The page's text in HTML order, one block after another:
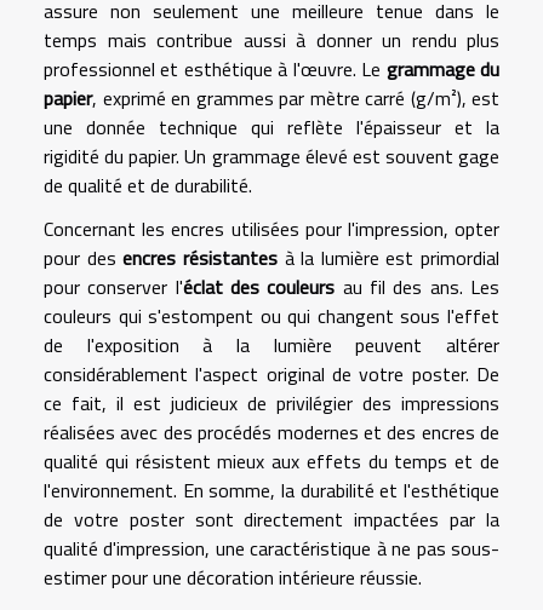
assure non seulement une meilleure tenue dans le
temps mais contribue aussi à donner un rendu plus
professionnel et esthétique à l'œuvre. Le grammage du
papier, exprimé en grammes par mètre carré (g/m²), est
une donnée technique qui reflète l'épaisseur et la
rigidité du papier. Un grammage élevé est souvent gage
de qualité et de durabilité.
Concernant les encres utilisées pour l'impression, opter
pour desencres résistantesà la lumière est primordial
pour conserver l'éclat des couleurs au fil des ans. Les
couleurs qui s'estompent ou qui changent sous l'effet
de l'exposition à la lumière peuvent altérer
considérablement l'aspect original de votre poster. De
ce fait, il est judicieux de privilégier des impressions
réalisées avec des procédés modernes et des encres de
qualité qui résistent mieux aux effets du temps et de
l'environnement. En somme, la durabilité et l'esthétique
de votre poster sont directement impactées par la
qualité d'impression, une caractéristique à ne pas sous-
estimer pour une décoration intérieure réussie.